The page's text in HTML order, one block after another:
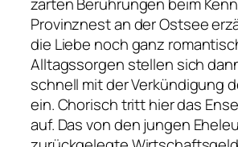
Provinznest an der Ostsee
die Liebe noch ganz
Alltagssorgen stellen sich
schnell mit der Verkündigung
ein. Chorisch tritt hier das
auf. Das von den jungen